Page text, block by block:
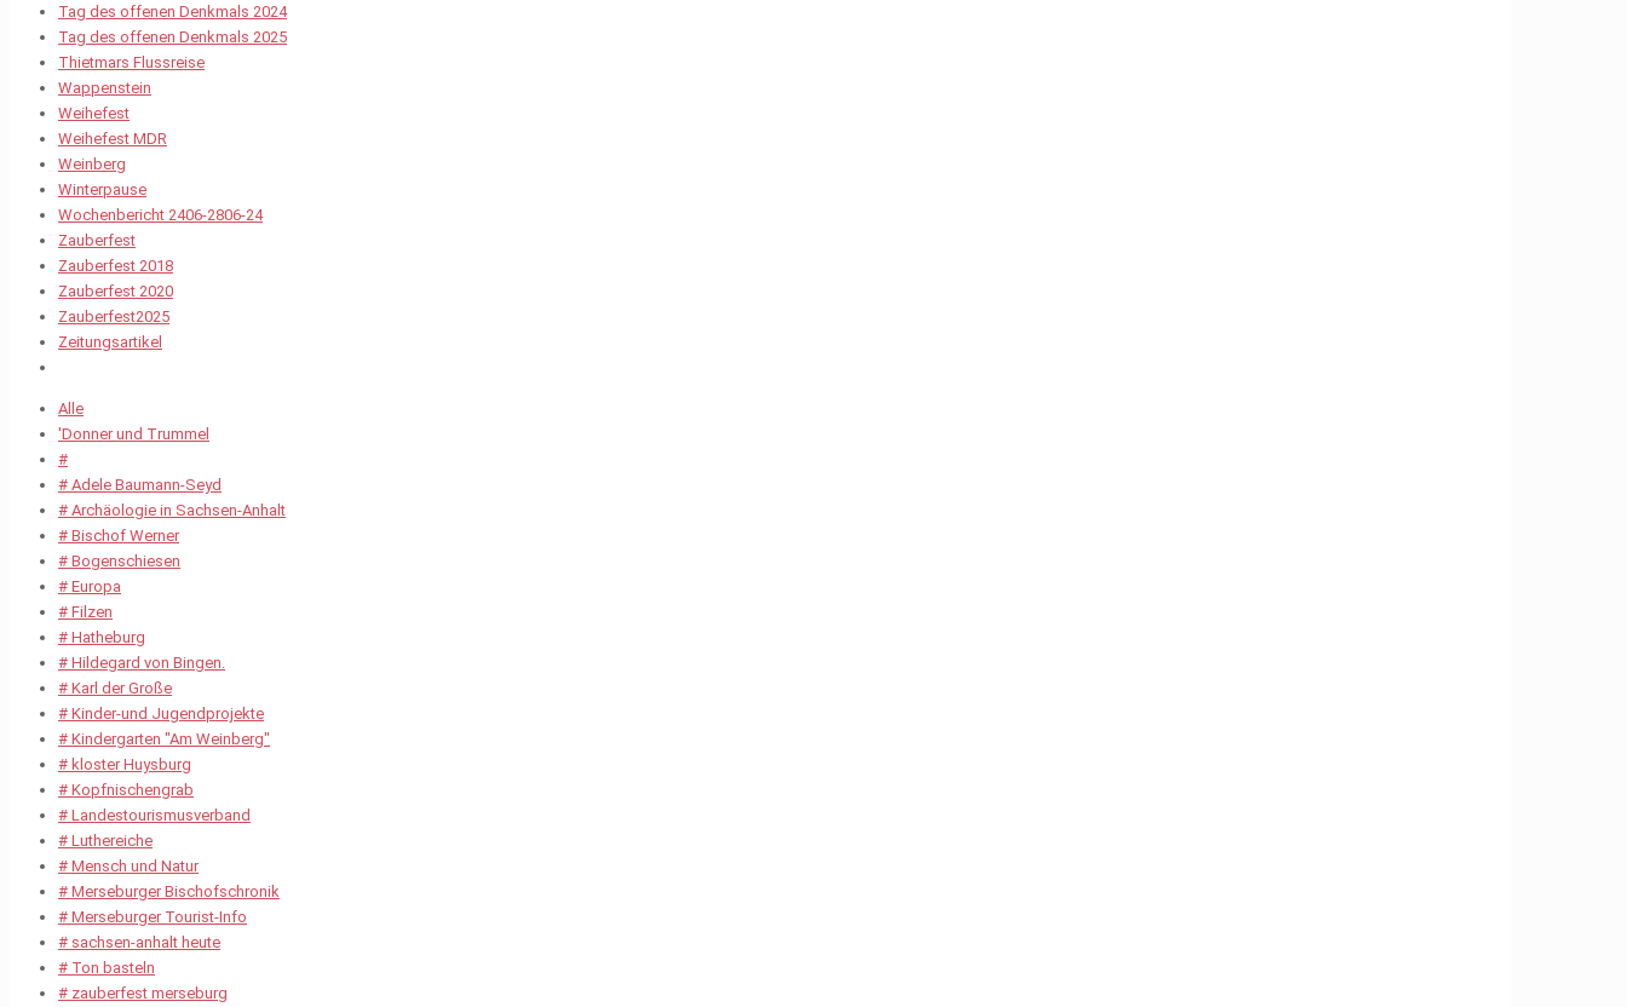
Tag des offenen Denkmals 2024
Tag des offenen Denkmals 2025
Thietmars Flussreise
Wappenstein
Weihefest
Weihefest MDR
Weinberg
Winterpause
Wochenbericht 2406-2806-24
Zauberfest
Zauberfest 2018
Zauberfest 2020
Zauberfest2025
Zeitungsartikel
Alle
'Donner und Trummel
#
# Adele Baumann-Seyd
# Archäologie in Sachsen-Anhalt
# Bischof Werner
# Bogenschiesen
# Europa
# Filzen
# Hatheburg
# Hildegard von Bingen.
# Karl der Große
# Kinder-und Jugendprojekte
# Kindergarten "Am Weinberg"
# kloster Huysburg
# Kopfnischengrab
# Landestourismusverband
# Luthereiche
# Mensch und Natur
# Merseburger Bischofschronik
# Merseburger Tourist-Info
# sachsen-anhalt heute
# Ton basteln
# zauberfest merseburg